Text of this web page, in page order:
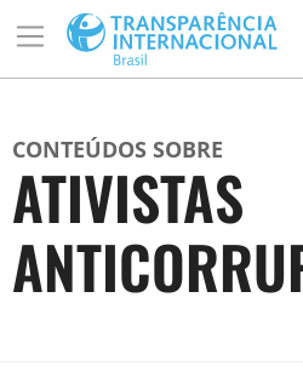
CONTEÚDOS SOBRE
ATIVISTAS